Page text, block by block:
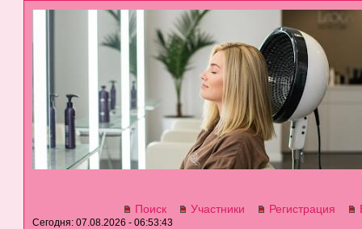
Поиск Участники Регистрация
Сегодня: 07.08.2026 - 06:53:43